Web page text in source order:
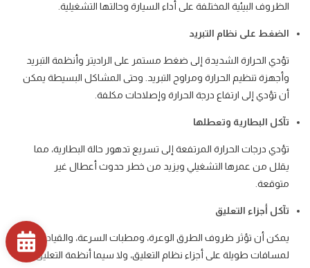
الظروف البيئية المختلفة على أداء السيارة وحالتها التشغيلية.
الضغط على نظام التبريد
تؤدي الحرارة الشديدة إلى ضغط مستمر على الراديتر وأنظمة التبريد
وأجهزة تنظيم الحرارة ومراوح التبريد. وحتى المشاكل البسيطة يمكن
أن تؤدي إلى ارتفاع درجة الحرارة وإصلاحات مكلفة.
تآكل البطارية وتعطلها
تؤدي درجات الحرارة المرتفعة إلى تسريع تدهور حالة البطارية، مما
يقلل من عمرها التشغيلي ويزيد من خطر حدوث أعطال غير
متوقعة.
تآكل أجزاء التعليق
يمكن أن تؤثر ظروف الطرق الوعرة، ومطبات السرعة، والقيادة
لمسافات طويلة على أجزاء نظام التعليق، ولا سيما أنظمة التعليق